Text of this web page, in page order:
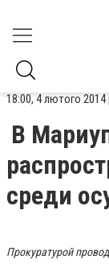
18:00, 4 лютого 2014
В
среди
Прокуратурой